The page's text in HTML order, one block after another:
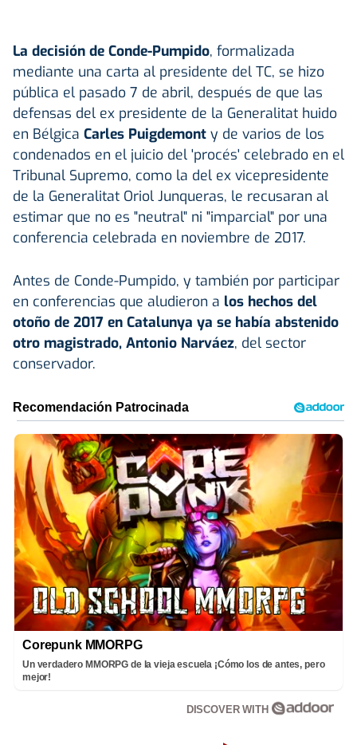
La decisión de Conde-Pumpido, formalizada
mediante una carta al presidente del TC, se hizo
pública el pasado 7 de abril, después de que las
defensas del ex presidente de la Generalitat huido
en Bélgica Carles Puigdemont y de varios de los
condenados en el juicio del 'procés' celebrado en el
Tribunal Supremo, como la del ex vicepresidente
de la Generalitat Oriol Junqueras, le recusaran al
estimar que no es "neutral" ni "imparcial" por una
conferencia celebrada en noviembre de 2017.
Antes de Conde-Pumpido, y también por participar
en conferencias que aludieron a los hechos del
otoño de 2017 en Catalunya ya se había abstenido
otro magistrado, Antonio Narváez, del sector
conservador.
Corepunk MMORPG
Un verdadero MMORPG de la vieja escuela ¡Cómo los de antes, pero
mejor!
DISCOVER WITH